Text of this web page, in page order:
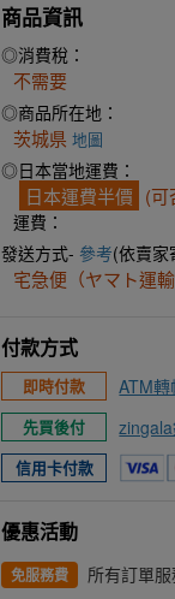
商品資訊
◎消費稅：
不需要
◎商品所在地：
茨城県 地圖
◎日本當地運費：
日本運費半價 (可
運費：
發送方式- 參考(依賣家
宅急便（ヤマト運
付款方式
即時付款 ATM轉
先買後付
信用卡付款
優惠活動
免服務費 所有訂單